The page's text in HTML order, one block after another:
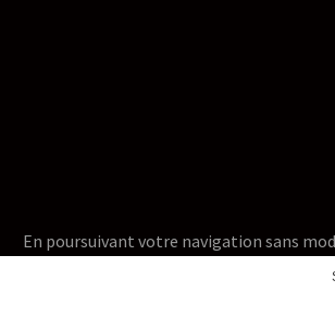
En poursuivant votre navigation sans